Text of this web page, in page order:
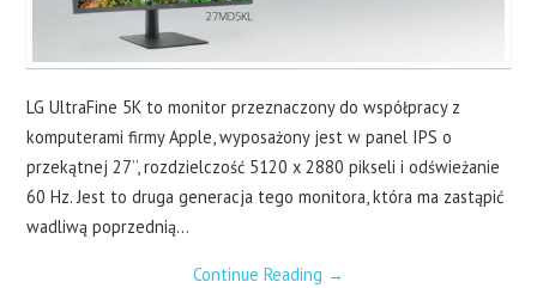
LG UltraFine 5K to monitor przeznaczony do współpracy z
komputerami firmy Apple, wyposażony jest w panel IPS o
przekątnej 27’’, rozdzielczość 5120 x 2880 pikseli i odświeżanie
60 Hz. Jest to druga generacja tego monitora, która ma zastąpić
wadliwą poprzednią…
Continue Reading →